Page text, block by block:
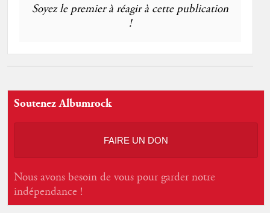
Soyez le premier à réagir à cette publication
!
Soutenez Albumrock
FAIRE UN DON
Nous avons besoin de vous pour garder notre
indépendance !